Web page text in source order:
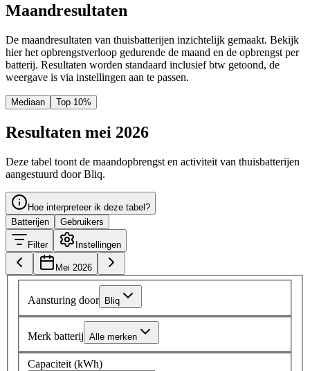
Maandresultaten
De maandresultaten van thuisbatterijen inzichtelijk gemaakt. Bekijk
hier het opbrengstverloop gedurende de maand en de opbrengst per
batterij. Resultaten worden standaard inclusief btw getoond, de
weergave is via instellingen aan te passen.
Mediaan Top 10%
Resultaten mei 2026
Deze tabel toont de maandopbrengst en activiteit van thuisbatterijen
aangestuurd door Bliq.
Hoe interpreteer ik deze tabel?
Batterijen
Gebruikers
Filter Instellingen
Mei 2026
Aansturing door Bliq
Merk batterij Alle merken
Capaciteit (kWh)